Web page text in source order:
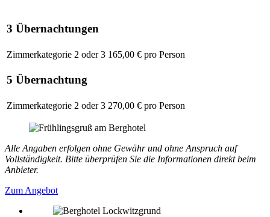
3 Übernachtungen
Zimmerkategorie 2 oder 3 165,00 € pro Person
5 Übernachtung
Zimmerkategorie 2 oder 3 270,00 € pro Person
Alle Angaben erfolgen ohne Gewähr und ohne Anspruch auf
Vollständigkeit. Bitte überprüfen Sie die Informationen direkt beim
Anbieter.
Zum Angebot